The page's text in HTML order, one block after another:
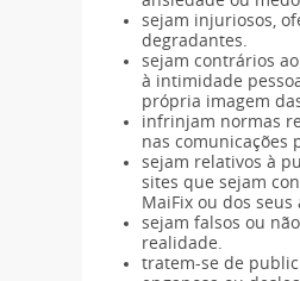
sejam injuriosos,
degradantes.
sejam contrários
à intimidade
própria imagem
infrinjam normas
nas comunicações
sejam relativos à
sites que sejam
MaiFix ou dos
sejam falsos ou
realidade.
tratem-se de